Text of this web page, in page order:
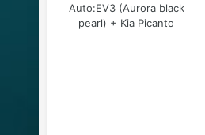
Auto:EV3 (Aurora black
pearl) + Kia Picanto